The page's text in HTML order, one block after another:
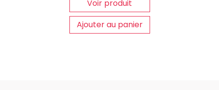
initial
était :
36,00 €.
est :
28,80 €.
Voir produit
Ajouter au panier